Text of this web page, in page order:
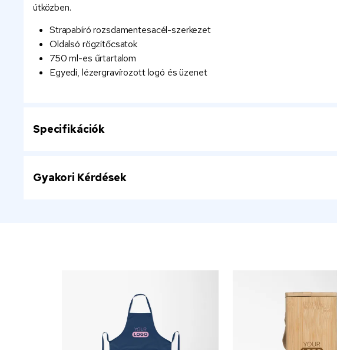
útközben.
Strapabíró rozsdamentesacél-szerkezet
Oldalsó rögzítőcsatok
750 ml-es űrtartalom
Egyedi, lézergravírozott logó és üzenet
Specifikációk
Gyakori Kérdések